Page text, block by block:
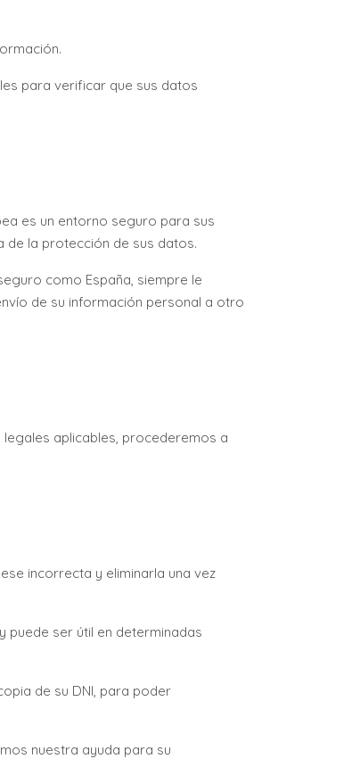
para verificar que sus datos
es un entorno seguro para sus
de la protección de sus datos.
como España, siempre le
de su información personal a otro
aplicables, procederemos a
incorrecta y eliminarla una vez
puede ser útil en determinadas
de su DNI, para poder
nuestra ayuda para su